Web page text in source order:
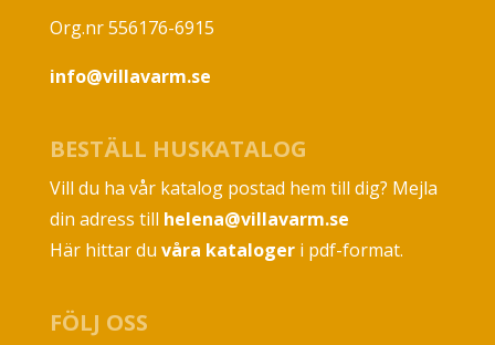
Org.nr 556176-6915
info@villavarm.se
BESTÄLL HUSKATALOG
Vill du ha vår katalog postad hem till dig? Mejla
din adress till helena@villavarm.se
Här hittar du våra katalogeri pdf-format.
FÖLJ OSS